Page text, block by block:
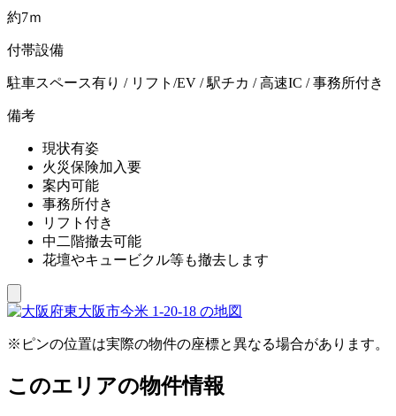
約7ｍ
付帯設備
駐車スペース有り / リフト/EV / 駅チカ / 高速IC / 事務所付き
備考
現状有姿
火災保険加入要
案内可能
事務所付き
リフト付き
中二階撤去可能
花壇やキュービクル等も撤去します
※ピンの位置は実際の物件の座標と異なる場合があります。
このエリアの物件情報